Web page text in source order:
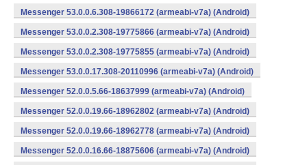
Messenger 53.0.0.6.308-19866172 (armeabi-v7a) (Android)
Messenger 53.0.0.2.308-19775866 (armeabi-v7a) (Android)
Messenger 53.0.0.2.308-19775855 (armeabi-v7a) (Android)
Messenger 53.0.0.17.308-20110996 (armeabi-v7a) (Android)
Messenger 52.0.0.5.66-18637999 (armeabi-v7a) (Android)
Messenger 52.0.0.19.66-18962802 (armeabi-v7a) (Android)
Messenger 52.0.0.19.66-18962778 (armeabi-v7a) (Android)
Messenger 52.0.0.16.66-18875606 (armeabi-v7a) (Android)